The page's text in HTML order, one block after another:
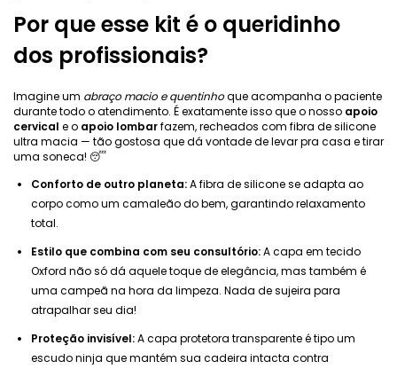
Por que esse kit é o queridinho
dos profissionais?
Imagine um abraço macio e quentinhoque acompanha o paciente
durante todo o atendimento. É exatamente isso que o nosso apoio
cervical e o apoio lombarfazem, recheados com fibra de silicone
ultra macia — tão gostosa que dá vontade de levar pra casa e tirar
uma soneca! 😴
Conforto de outro planeta:A fibra de silicone se adapta ao
corpo como um camaleão do bem, garantindo relaxamento
total.
Estilo que combina com seu consultório:A capa em tecido
Oxford não só dá aquele toque de elegância, mas também é
uma campeã na hora da limpeza. Nada de sujeira para
atrapalhar seu dia!
Proteção invisível:A capa protetora transparente é tipo um
escudo ninja que mantém sua cadeira intacta contra